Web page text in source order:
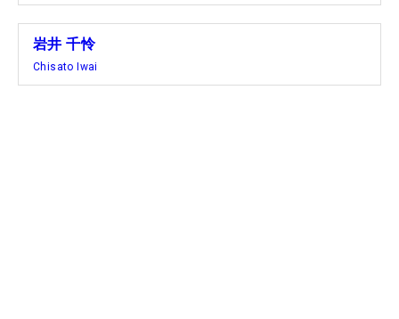
の何かを身に着けるので、それができるように頑張
ります」と力を込める。千怜は「予選を通過できる
ように」。そこから、再び上位争いへ臨むイメージ
岩井 千怜
Chisato Iwai